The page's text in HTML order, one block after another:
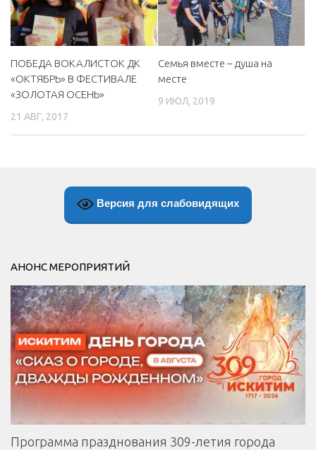
ПОБЕДА ВОКАЛИСТОК ДК
«ОКТЯБРЬ» В ФЕСТИВАЛЕ
«ЗОЛОТАЯ ОСЕНЬ»
21 АВГ, 2017
Семья вместе – душа на
месте
9 ИЮЛ, 2019
Версия для слабовидящих
АНОНС МЕРОПРИЯТИЙ
Программа празднования 309-летия города